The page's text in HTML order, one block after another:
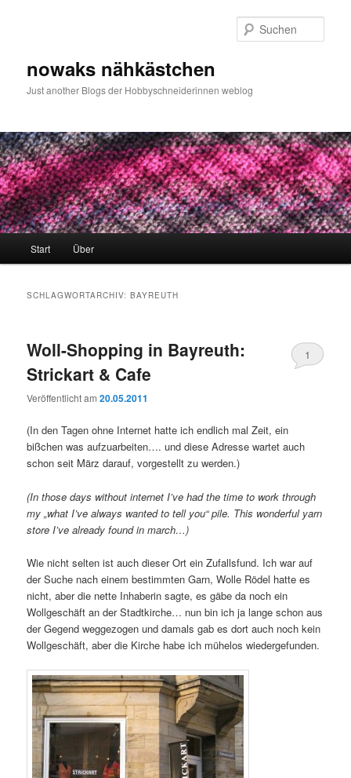
nowaks nähkästchen
Just another Blogs der Hobbyschneiderinnen weblog
Start Über
SCHLAGWORTARCHIV:BAYREUTH
Woll-Shopping in Bayreuth:
Strickart & Cafe
Veröffentlicht am20.05.2011
1
(In den Tagen ohne Internet hatte ich endlich mal Zeit, ein
bißchen was aufzuarbeiten…. und diese Adresse wartet auch
schon seit März darauf, vorgestellt zu werden.)
(In those days without internet I’ve had the time to work through
my „what I’ve always wanted to tell you“ pile. This wonderful yarn
store I’ve already found in march…)
Wie nicht selten ist auch dieser Ort ein Zufallsfund. Ich war auf
der Suche nach einem bestimmten Garn, Wolle Rödel hatte es
nicht, aber die nette Inhaberin sagte, es gäbe da noch ein
Wollgeschäft an der Stadtkirche… nun bin ich ja lange schon aus
der Gegend weggezogen und damals gab es dort auch noch kein
Wollgeschäft, aber die Kirche habe ich mühelos wiedergefunden.